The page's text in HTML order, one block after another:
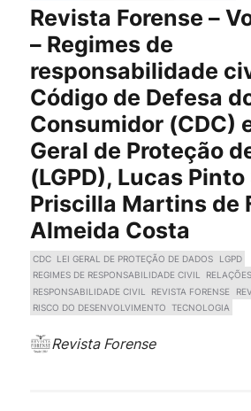
Revista Forense –
– Regimes de
responsabilidade
Código de Defesa
Consumidor (CDC)
Geral de Proteção
(LGPD), Lucas Pinto
Priscilla Martins de
Almeida Costa
CDC LEI GERAL DE PROTEÇÃO DE DADOS
LGPD
REGIMES DE RESPONSABILIDADE CIVIL
RESPONSABILIDADE CIVIL
REVISTA FORENSE
RISCO DO DESENVOLVIMENTO TECNOLOGIA
Revista Forense